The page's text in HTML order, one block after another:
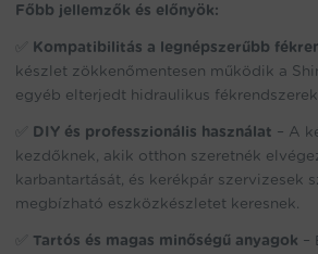
Főbb jellemzők és előnyök:
Kompatibilitás a legnépszerűbb
készlet zökkenőmentesen működik a
egyéb elterjedt hidraulikus
DIY és professzionális használat – A
kezdőknek, akik otthon szeretnék
karbantartását, és kerékpár szervizesek
megbízható eszközkészletet keresnek.
Tartós és magas minőségű anyagok –